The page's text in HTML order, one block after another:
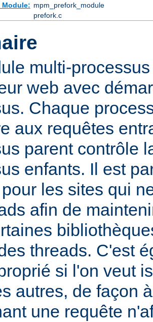
Module: mpm_prefork_module
prefork.c
multi-
web avec
Chaque
aux requêtes
parent contrôle
enfants. Il est
les sites qui
afin de
threads. C'est
si l'on veut
autres, de façon
une requête